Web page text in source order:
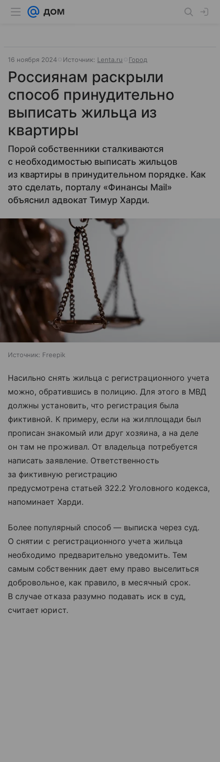
16 ноября 2024 Источник: Lenta.ru Город
Россиянам раскрыли
способ принудительно
выписать жильца из
квартиры
Порой собственники сталкиваются
с необходимостью выписать жильцов
из квартиры в принудительном порядке. Как
это сделать, порталу «Финансы Mail»
объяснил адвокат Тимур Харди.
Источник: Freepik
Насильно снять жильца с регистрационного учета
можно, обратившись в полицию. Для этого в МВД
должны установить, что регистрация была
фиктивной. К примеру, если на жилплощади был
прописан знакомый или друг хозяина, а на деле
он там не проживал. От владельца потребуется
написать заявление. Ответственность
за фиктивную регистрацию
предусмотрена статьей 322.2 Уголовного кодекса,
напоминает Харди.
Более популярный способ — выписка через суд.
О снятии с регистрационного учета жильца
необходимо предварительно уведомить. Тем
самым собственник дает ему право выселиться
добровольное, как правило, в месячный срок.
В случае отказа разумно подавать иск в суд,
считает юрист.